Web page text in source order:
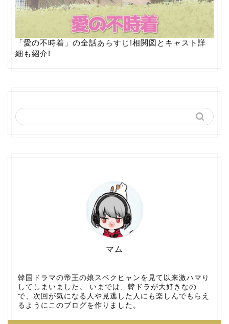
「愛の不時着」の全話あらすじ!相関図とキャスト詳
細も紹介!
マム
韓国ドラマの帝王の娘スベクヒャンを見て以来激ハマり
してしまいました。 いまでは、韓ドラが大好きなの
で、次回が気になる人や見逃した人にも楽しんでもらえ
るようにこのブログを作りました。